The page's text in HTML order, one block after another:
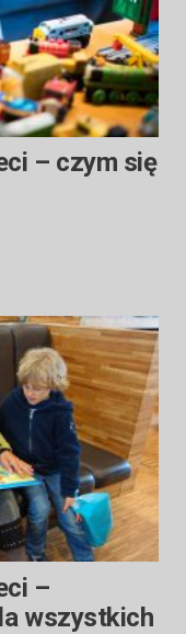
– czym się
–
wszystkich